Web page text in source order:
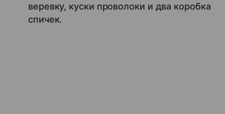
веревку, куски проволоки и два коробка
спичек.